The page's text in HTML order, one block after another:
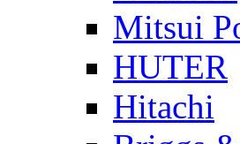
Mitsui
HUTER
Hitachi